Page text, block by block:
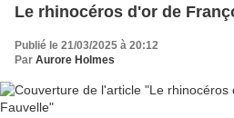
Le rhinocéros d'or de
Publié le 21/03/2025 à 20:12
Par Aurore Holmes